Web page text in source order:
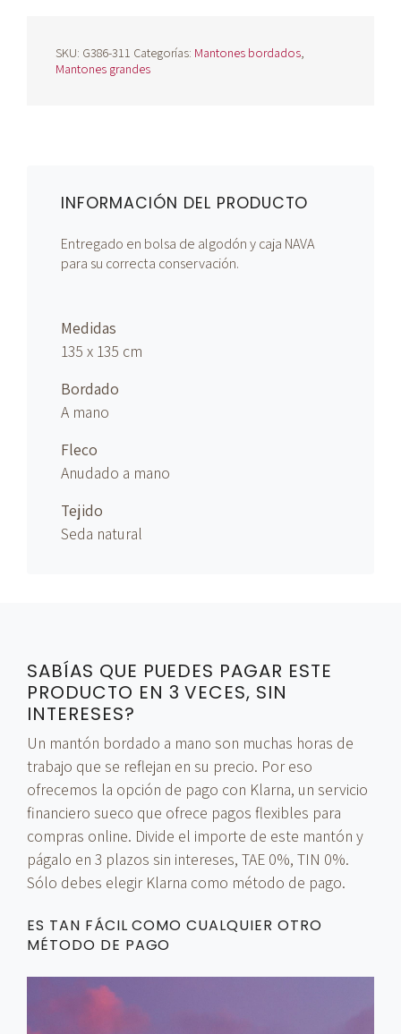
SKU: G386-311 Categorías: Mantones bordados,
Mantones grandes
INFORMACIÓN DEL PRODUCTO
Entregado en bolsa de algodón y caja NAVA
para su correcta conservación.
Medidas
135 x 135 cm
Bordado
A mano
Fleco
Anudado a mano
Tejido
Seda natural
SABÍAS QUE PUEDES PAGAR ESTE
PRODUCTO EN 3 VECES, SIN
INTERESES?
Un mantón bordado a mano son muchas horas de
trabajo que se reflejan en su precio. Por eso
ofrecemos la opción de pago con Klarna, un servicio
financiero sueco que ofrece pagos flexibles para
compras online. Divide el importe de este mantón y
págalo en 3 plazos sin intereses, TAE 0%, TIN 0%.
Sólo debes elegir Klarna como método de pago.
ES TAN FÁCIL COMO CUALQUIER OTRO
MÉTODO DE PAGO